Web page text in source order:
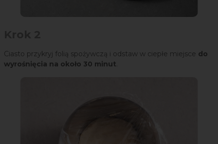
Ciasto przykryj folią spożywczą i odstaw w ciepłe miejsce do
wyrośnięcia na około 30 minut